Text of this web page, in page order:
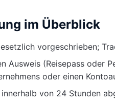
im Überblick
vorgeschrieben;
Ausweis (Reisepass oder
oder einen
von 24 Stunden